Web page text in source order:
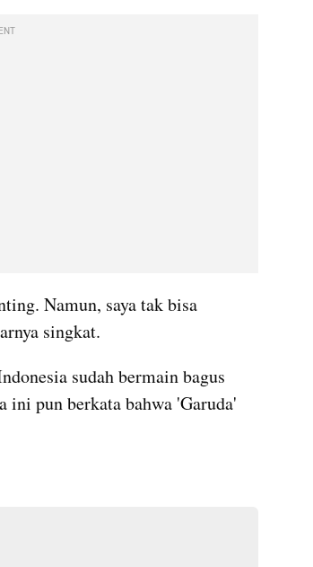
Namun, saya tak bisa
singkat.
sudah bermain bagus
ini pun berkata bahwa 'Garuda'